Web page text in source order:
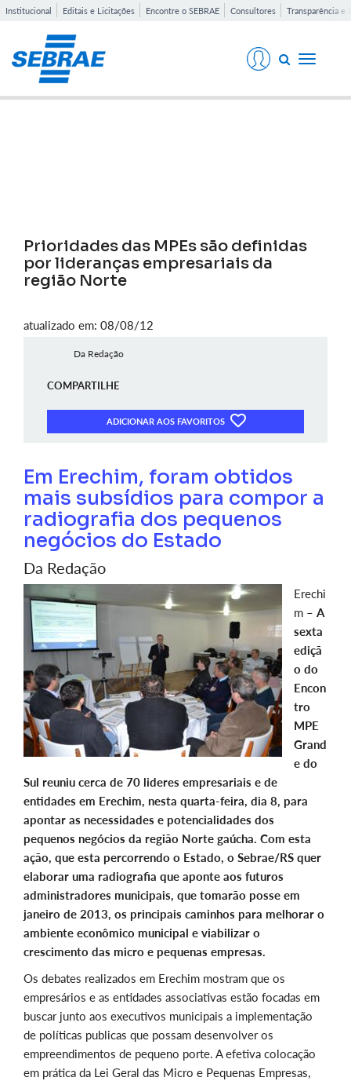
Institucional Editais e Licitações Encontre o SEBRAE Consultores Transparência e
Toggle
Prioridades das MPEs são definidas
por lideranças empresariais da
região Norte
atualizado em: 08/08/12
Da Redação
COMPARTILHE
ADICIONAR AOS FAVORITOS
Em Erechim, foram obtidos
mais subsídios para compor a
radiografia dos pequenos
negócios do Estado
Da Redação
Erechi
m – A
sexta
ediçã
o do
Encon
tro
MPE
Grand
e do
Sul reuniu cerca de 70 lideres empresariais e de
entidades em Erechim, nesta quarta-feira, dia 8, para
apontar as necessidades e potencialidades dos
pequenos negócios da região Norte gaúcha. Com esta
ação, que esta percorrendo o Estado, o Sebrae/RS quer
elaborar uma radiografia que aponte aos futuros
administradores municipais, que tomarão posse em
janeiro de 2013, os principais caminhos para melhorar o
ambiente econômico municipal e viabilizar o
crescimento das micro e pequenas empresas.
Os debates realizados em Erechim mostram que os
empresários e as entidades associativas estão focadas em
buscar junto aos executivos municipais a implementação
de políticas publicas que possam desenvolver os
empreendimentos de pequeno porte. A efetiva colocação
em prática da Lei Geral das Micro e Pequenas Empresas,